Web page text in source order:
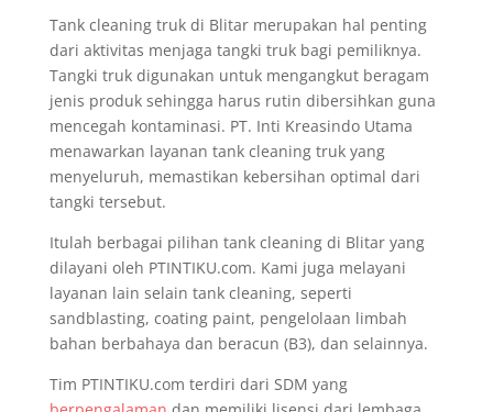
Tank cleaning truk di Blitar merupakan hal penting
dari aktivitas menjaga tangki truk bagi pemiliknya.
Tangki truk digunakan untuk mengangkut beragam
jenis produk sehingga harus rutin dibersihkan guna
mencegah kontaminasi. PT. Inti Kreasindo Utama
menawarkan layanan tank cleaning truk yang
menyeluruh, memastikan kebersihan optimal dari
tangki tersebut.
Itulah berbagai pilihan tank cleaning di Blitar yang
dilayani oleh PTINTIKU.com. Kami juga melayani
layanan lain selain tank cleaning, seperti
sandblasting, coating paint, pengelolaan limbah
bahan berbahaya dan beracun (B3), dan selainnya.
Tim PTINTIKU.com terdiri dari SDM yang